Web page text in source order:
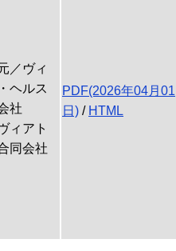
／ヴィ
ヘルス
社
ィアト
同会社
PDF(2026年04月01
日) / HTML